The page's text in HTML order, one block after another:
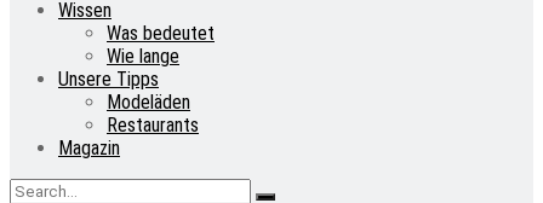
Wissen
Was bedeutet
Wie lange
Unsere Tipps
Modeläden
Restaurants
Magazin